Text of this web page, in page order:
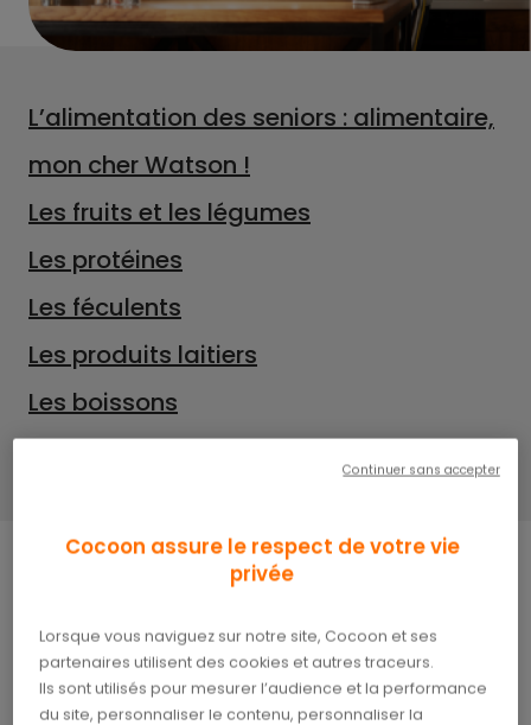
L’alimentation des seniors : alimentaire,
mon cher Watson !
Les fruits et les légumes
Les protéines
Les féculents
Les produits laitiers
Les boissons
Derniers conseils
variée, comme c’est le cas tout au long de la vie.
Toutefois, après 50 ans, certains besoins
spécifiques se font plus prégnants et peuvent
Cocoon assure le respect de votre vie
privée
Lorsque vous naviguez sur notre site, Cocoon et ses
partenaires utilisent des cookies et autres traceurs.
Ils sont utilisés pour mesurer l’audience et la performance
du site, personnaliser le contenu, personnaliser la
Continuer sans accepter